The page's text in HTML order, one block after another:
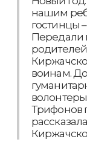
нашим
гостинцы
Передали
воинам.
Трифонов